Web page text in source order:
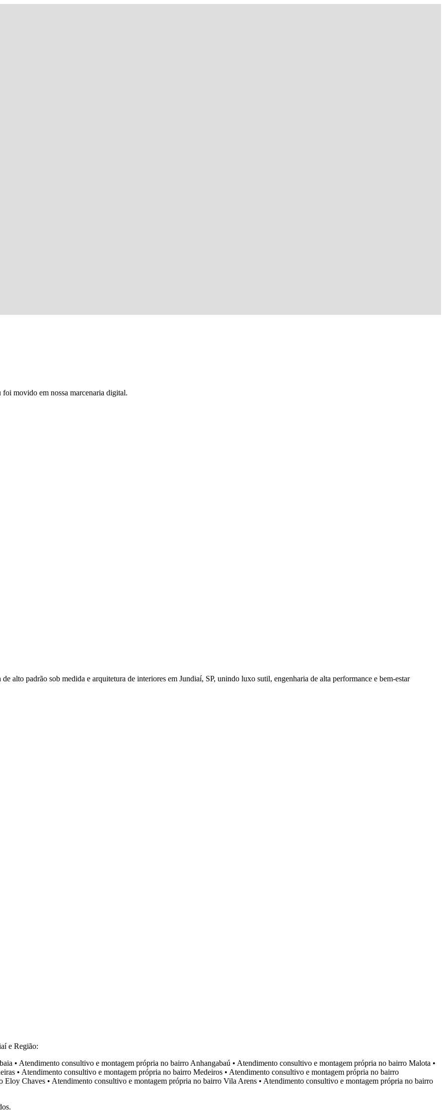
foi movido em nossa marcenaria digital.
alto padrão sob medida e arquitetura de interiores em Jundiaí, SP, unindo luxo sutil, engenharia de alta performance e bem-estar
e Região:
• Atendimento consultivo e montagem própria no bairro Anhangabaú • Atendimento consultivo e montagem própria no bairro Malota •
• Atendimento consultivo e montagem própria no bairro Medeiros • Atendimento consultivo e montagem própria no bairro
Eloy Chaves • Atendimento consultivo e montagem própria no bairro Vila Arens • Atendimento consultivo e montagem própria no bairro